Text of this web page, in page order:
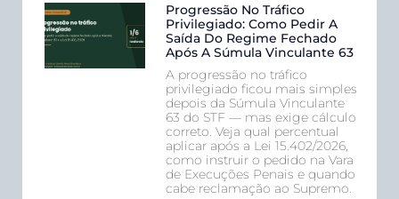
Progressão No Tráfico
Privilegiado: Como Pedir A
Saída Do Regime Fechado
Após A Súmula Vinculante 63
A progressão no tráfico
privilegiado ficou mais simples
depois da Súmula Vinculante
63 do STF — mas exige cálculo
correto. Veja qual percentual
aplicar após a Lei 15.402/2026,
como instruir o pedido na Vara
de Execuções Penais e quando
cabe reclamação ao Supremo.